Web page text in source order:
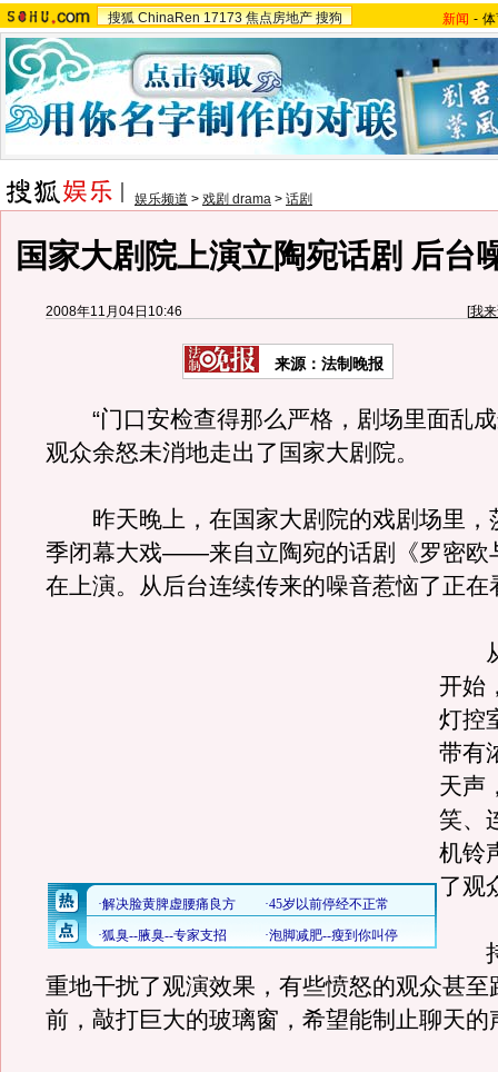
搜狐 ChinaRen 17173 焦点房地产 搜狗 新闻 -
娱乐频道 > 戏剧 drama > 话剧
国家大剧院上演立陶宛话剧 后台
2008年11月04日10:46 [我
来源：法制晚报
“门口安检查得那么严格，剧场里面乱成
观众余怒未消地走出了国家大剧院。
昨天晚上，在国家大剧院的戏剧场里，
季闭幕大戏——来自立陶宛的话剧《罗密欧
在上演。从后台连续传来的噪音惹恼了正在
从
开始
灯控
带有
天声
笑、
机铃
了观
持
重地干扰了观演效果，有些愤怒的观众甚至
前，敲打巨大的玻璃窗，希望能制止聊天的